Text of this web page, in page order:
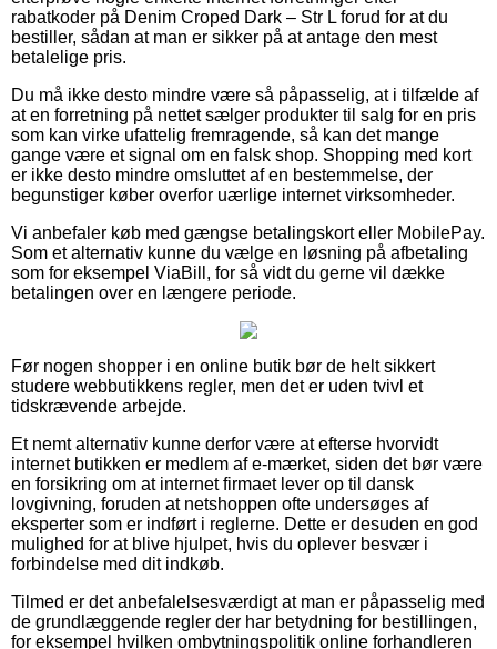
rabatkoder på Denim Croped Dark – Str L forud for at du
bestiller, sådan at man er sikker på at antage den mest
betalelige pris.
Du må ikke desto mindre være så påpasselig, at i tilfælde af
at en forretning på nettet sælger produkter til salg for en pris
som kan virke ufattelig fremragende, så kan det mange
gange være et signal om en falsk shop. Shopping med kort
er ikke desto mindre omsluttet af en bestemmelse, der
begunstiger køber overfor uærlige internet virksomheder.
Vi anbefaler køb med gængse betalingskort eller MobilePay.
Som et alternativ kunne du vælge en løsning på afbetaling
som for eksempel ViaBill, for så vidt du gerne vil dække
betalingen over en længere periode.
Før nogen shopper i en online butik bør de helt sikkert
studere webbutikkens regler, men det er uden tvivl et
tidskrævende arbejde.
Et nemt alternativ kunne derfor være at efterse hvorvidt
internet butikken er medlem af e-mærket, siden det bør være
en forsikring om at internet firmaet lever op til dansk
lovgivning, foruden at netshoppen ofte undersøges af
eksperter som er indført i reglerne. Dette er desuden en god
mulighed for at blive hjulpet, hvis du oplever besvær i
forbindelse med dit indkøb.
Tilmed er det anbefalelsesværdigt at man er påpasselig med
de grundlæggende regler der har betydning for bestillingen,
for eksempel hvilken ombytningspolitik online forhandleren